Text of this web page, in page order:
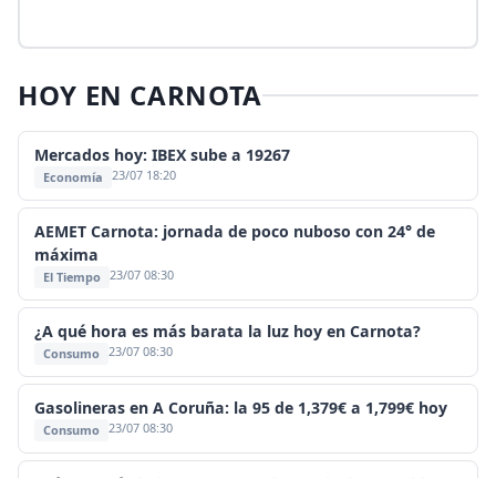
HOY EN CARNOTA
Mercados hoy: IBEX sube a 19267
Economía 23/07 18:20
AEMET Carnota: jornada de poco nuboso con 24° de
máxima
El Tiempo 23/07 08:30
¿A qué hora es más barata la luz hoy en Carnota?
Consumo 23/07 08:30
Gasolineras en A Coruña: la 95 de 1,379€ a 1,799€ hoy
Consumo 23/07 08:30